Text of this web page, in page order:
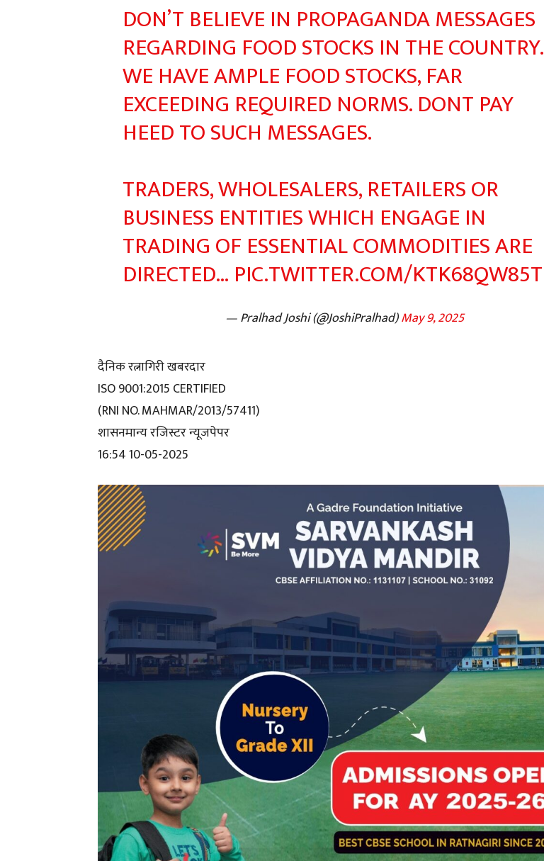
DON’T BELIEVE IN PROPAGANDA MESSAGES
REGARDING FOOD STOCKS IN THE COUNTRY.
WE HAVE AMPLE FOOD STOCKS, FAR
EXCEEDING REQUIRED NORMS. DONT PAY
HEED TO SUCH MESSAGES.
TRADERS, WHOLESALERS, RETAILERS OR
BUSINESS ENTITIES WHICH ENGAGE IN
TRADING OF ESSENTIAL COMMODITIES ARE
DIRECTED… PIC.TWITTER.COM/KTK68QW85T
— Pralhad Joshi (@JoshiPralhad)May 9, 2025
दैनिक रत्नागिरी खबरदार
ISO 9001:2015 CERTIFIED
(RNI NO. MAHMAR/2013/57411)
शासनमान्य रजिस्टर न्यूजपेपर
16:54 10-05-2025